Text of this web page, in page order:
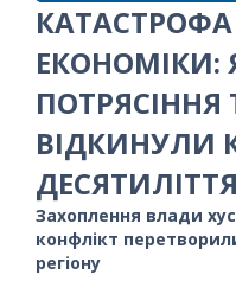
ЕКОНОМІКИ:
ПОТРЯСІННЯ
ВІДКИНУЛИ
Захоплення влади
конфлікт
регіону